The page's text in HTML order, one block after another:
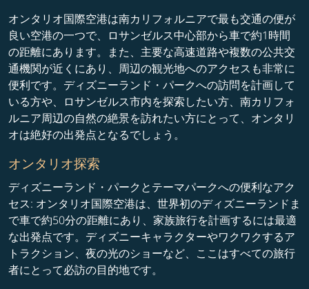
オンタリオ国際空港は南カリフォルニアで最も交通の便が
良い空港の一つで、ロサンゼルス中心部から車で約1時間
の距離にあります。また、主要な高速道路や複数の公共交
通機関が近くにあり、周辺の観光地へのアクセスも非常に
便利です。ディズニーランド・パークへの訪問を計画して
いる方や、ロサンゼルス市内を探索したい方、南カリフォ
ルニア周辺の自然の絶景を訪れたい方にとって、オンタリ
オは絶好の出発点となるでしょう。
オンタリオ探索
ディズニーランド・パークとテーマパークへの便利なアク
セス: オンタリオ国際空港は、世界初のディズニーランドま
で車で約50分の距離にあり、家族旅行を計画するには最適
な出発点です。ディズニーキャラクターやワクワクするア
トラクション、夜の光のショーなど、ここはすべての旅行
者にとって必訪の目的地です。